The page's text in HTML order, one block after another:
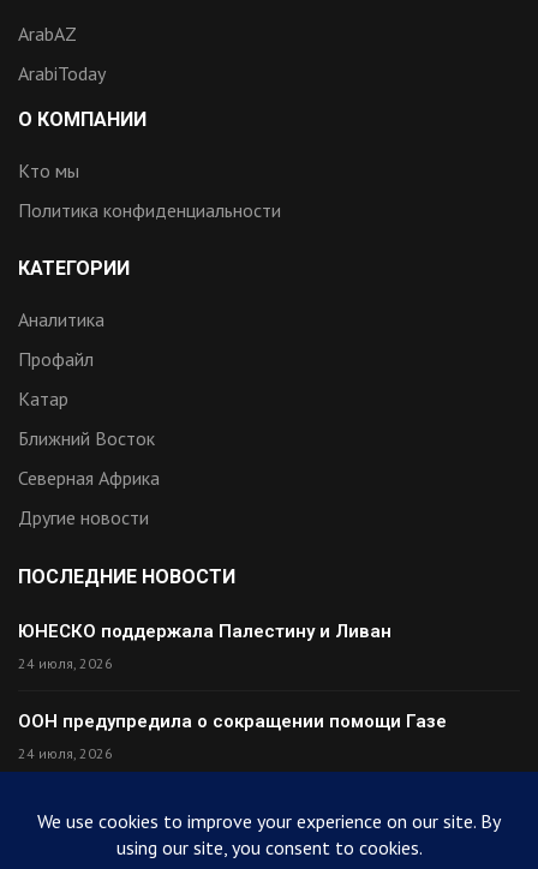
ArabAZ
ArabiToday
О КОМПАНИИ
Кто мы
Политика конфиденциальности
КАТЕГОРИИ
Аналитика
Профайл
Катар
Ближний Восток
Северная Африка
Другие новости
ПОСЛЕДНИЕ НОВОСТИ
ЮНЕСКО поддержала Палестину и Ливан
24 июля, 2026
ООН предупредила о сокращении помощи Газе
24 июля, 2026
Премьер Ирака прибыл в Тегеран с миром